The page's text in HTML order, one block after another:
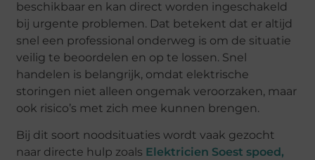
beschikbaar en kan direct worden ingeschakeld
bij urgente problemen. Dat betekent dat er altijd
snel een professional onderweg is om de situatie
veilig te beoordelen en op te lossen. Snel
handelen is belangrijk, omdat elektrische
storingen niet alleen ongemak veroorzaken, maar
ook risico’s met zich mee kunnen brengen.
Bij dit soort noodsituaties wordt vaak gezocht
naar directe hulp zoals Elektricien Soest spoed ,